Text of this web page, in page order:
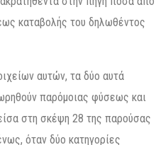
καταβολής του δηλωθέντος
αυτών, τα δύο αυτά
παρόμοιας φύσεως και
στη σκέψη 28 της παρούσας
όταν δύο κατηγορίες